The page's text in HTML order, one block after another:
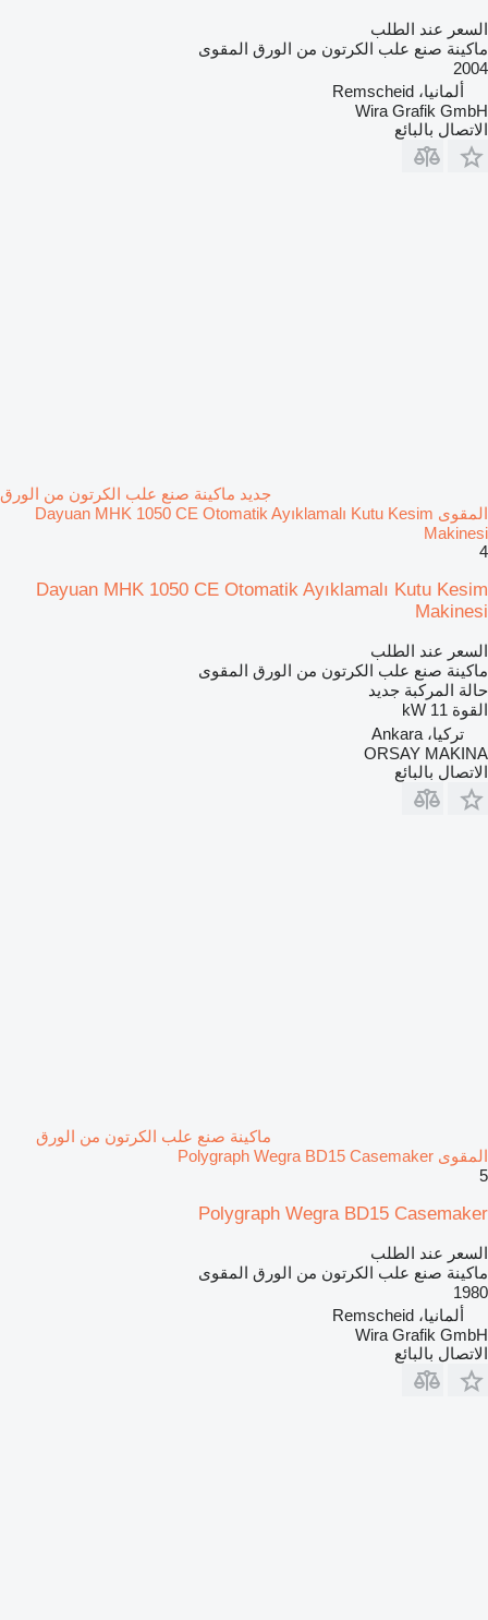
السعر عند الطلب
ماكينة صنع علب الكرتون من الورق المقوى
2004
ألمانيا، Remscheid
Wira Grafik GmbH
الاتصال بالبائع
جديد ماكينة صنع علب الكرتون من الورق
المقوى Dayuan MHK 1050 CE Otomatik Ayıklamalı Kutu Kesim
Makinesi
4
Dayuan MHK 1050 CE Otomatik Ayıklamalı Kutu Kesim
Makinesi
السعر عند الطلب
ماكينة صنع علب الكرتون من الورق المقوى
حالة المركبة جديد
القوة 11 kW
تركيا، Ankara
ORSAY MAKINA
الاتصال بالبائع
ماكينة صنع علب الكرتون من الورق
المقوى Polygraph Wegra BD15 Casemaker
5
Polygraph Wegra BD15 Casemaker
السعر عند الطلب
ماكينة صنع علب الكرتون من الورق المقوى
1980
ألمانيا، Remscheid
Wira Grafik GmbH
الاتصال بالبائع